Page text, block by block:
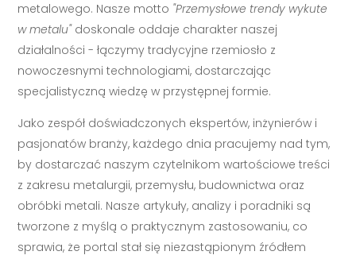
metalowego. Nasze motto "Przemysłowe trendy wykute
w metalu"doskonale oddaje charakter naszej
działalności - łączymy tradycyjne rzemiosło z
nowoczesnymi technologiami, dostarczając
specjalistyczną wiedzę w przystępnej formie.
Jako zespół doświadczonych ekspertów, inżynierów i
pasjonatów branży, każdego dnia pracujemy nad tym,
by dostarczać naszym czytelnikom wartościowe treści
z zakresu metalurgii, przemysłu, budownictwa oraz
obróbki metali. Nasze artykuły, analizy i poradniki są
tworzone z myślą o praktycznym zastosowaniu, co
sprawia, że portal stał się niezastąpionym źródłem